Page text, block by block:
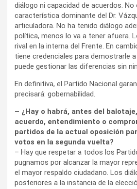
diálogo ni capacidad de acuerdos. No
característica dominante del Dr.
articuladora. No ha tenido diálogo
política, menos lo va a tener afuera.
rival en la interna del Frente. En
tiene credenciales para demostrarle
puede gestionar las diferencias sin
En definitiva, el Partido Nacional
precisará: gobernabilidad.
– ¿Hay o habrá, antes del
acuerdo, entendimiento o
partidos de la actual oposición
votos en la segunda vuelta?
– Hay que respetar a todos los
pugnamos por alcanzar la mayor
el mayor respaldo ciudadano. Los
posteriores a la instancia de la